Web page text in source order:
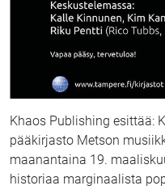
Khaos Publishing esittää:
pääkirjasto Metson
maanantaina 19.
historiaa marginaalista